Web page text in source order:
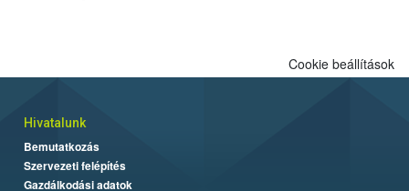
Cookie beállítások
Hivatalunk
Bemutatkozás
Szervezeti felépítés
Gazdálkodási adatok